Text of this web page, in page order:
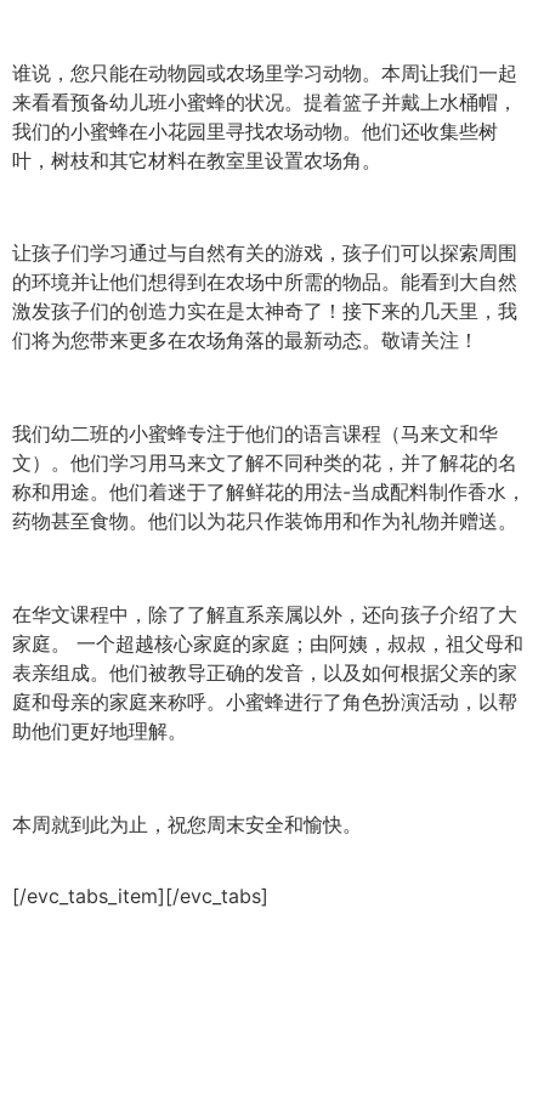
谁说，您只能在动物园或农场里学习动物。本周让我们一起
来看看预备幼儿班小蜜蜂的状况。提着篮子并戴上水桶帽，
我们的小蜜蜂在小花园里寻找农场动物。他们还收集些树
叶，树枝和其它材料在教室里设置农场角。
让孩子们学习通过与自然有关的游戏，孩子们可以探索周围
的环境并让他们想得到在农场中所需的物品。能看到大自然
激发孩子们的创造力实在是太神奇了！接下来的几天里，我
们将为您带来更多在农场角落的最新动态。敬请关注！
我们幼二班的小蜜蜂专注于他们的语言课程（马来文和华
文）。他们学习用马来文了解不同种类的花，并了解花的名
称和用途。他们着迷于了解鲜花的用法-当成配料制作香水，
药物甚至食物。他们以为花只作装饰用和作为礼物并赠送。
在华文课程中，除了了解直系亲属以外，还向孩子介绍了大
家庭。 一个超越核心家庭的家庭；由阿姨，叔叔，祖父母和
表亲组成。他们被教导正确的发音，以及如何根据父亲的家
庭和母亲的家庭来称呼。小蜜蜂进行了角色扮演活动，以帮
助他们更好地理解。
本周就到此为止，祝您周末安全和愉快。
[/evc_tabs_item][/evc_tabs]